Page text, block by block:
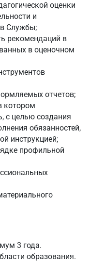
оценки
и
Службы;
рекомендаций в
в оценочном
отчетов;
котором
с целью создания
обязанностей,
инструкцией;
профильной
3 года.
образования.